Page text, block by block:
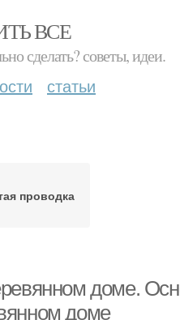
ВСЕ
сделать? советы, идеи.
статьи
проводка
доме.
доме